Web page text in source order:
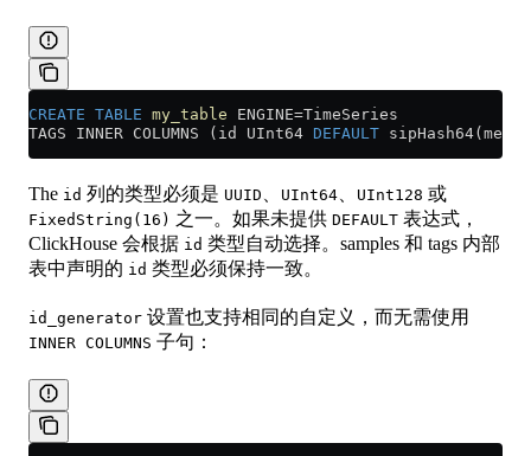
CREATE TABLE my_table ENGINE=TimeSeries
TAGS INNER COLUMNS (id UInt64 DEFAULT
The id 列的类型必须是 UUID UInt64 UInt128 或
FixedString(16) 之一。如果未提供 DEFAULT 表达式，
ClickHouse 会根据 id 类型自动选择。samples 和 tags 内部
表中声明的 id 类型必须保持一致。
id_generator 设置也支持相同的自定义，而无需使用
INNER COLUMNS 子句：